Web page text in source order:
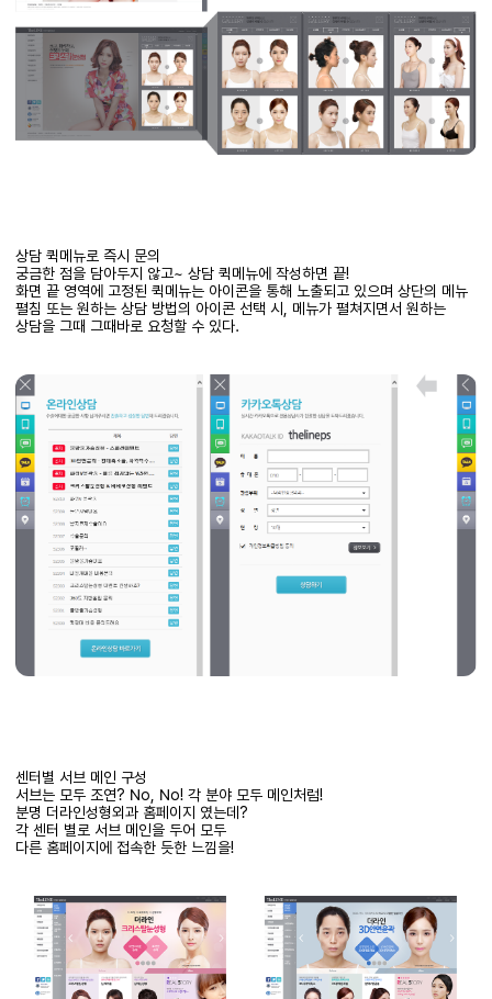
상담 퀵메뉴로 즉시 문의
궁금한 점을 담아두지 않고~ 상담 퀵메뉴에 작성하면 끝!
화면 끝 영역에 고정된 퀵메뉴는 아이콘을 통해 노출되고 있으며 상단의 메뉴
펼침 또는 원하는 상담 방법의 아이콘 선택 시
메뉴가 펼쳐지면서 원하는
상담을 그때 그때바로 요청할 수 있다.
센터별 서브 메인 구성
서브는 모두 조연? No, No! 각 분야 모두 메인처럼!
분명 더라인성형외과 홈페이지 였는데 ?
각 센터 별로 서브 메인을 두어 모두
다른 홈페이지에 접속한 듯한 느낌을!